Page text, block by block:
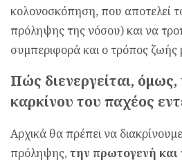
κολονοσκόπηση, που αποτελεί
πρόληψης της νόσου) και να
συμπεριφορά και ο τρόπος ζωής
Πώς διενεργείται,
καρκίνου του παχέος
Aρχικά θα πρέπει να
πρόληψης, την πρωτογενή και